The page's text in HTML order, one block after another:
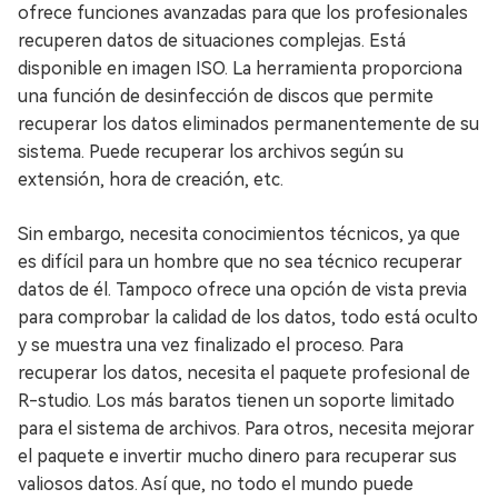
ofrece funciones avanzadas para que los profesionales
recuperen datos de situaciones complejas. Está
disponible en imagen ISO. La herramienta proporciona
una función de desinfección de discos que permite
recuperar los datos eliminados permanentemente de su
sistema. Puede recuperar los archivos según su
extensión, hora de creación, etc.
Sin embargo, necesita conocimientos técnicos, ya que
es difícil para un hombre que no sea técnico recuperar
datos de él. Tampoco ofrece una opción de vista previa
para comprobar la calidad de los datos, todo está oculto
y se muestra una vez finalizado el proceso. Para
recuperar los datos, necesita el paquete profesional de
R-studio. Los más baratos tienen un soporte limitado
para el sistema de archivos. Para otros, necesita mejorar
el paquete e invertir mucho dinero para recuperar sus
valiosos datos. Así que, no todo el mundo puede